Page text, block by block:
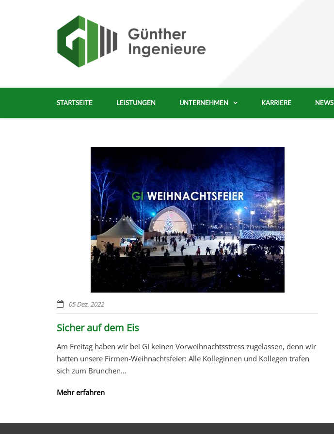
STARTSEITE LEISTUNGEN UNTERNEHMEN KARRIERE NEWS
05 Dez. 2022
Sicher auf dem Eis
Am Freitag haben wir bei GI keinen Vorweihnachtsstress zugelassen, denn wir
hatten unsere Firmen-Weihnachtsfeier: Alle Kolleginnen und Kollegen trafen
sich zum Brunchen...
Mehr erfahren